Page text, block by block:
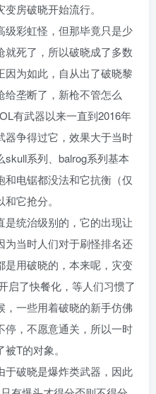
房破晓开始流行。
级彩虹怪，但那毕竟只是少
死了，所以破晓成了多数
为如此，自从出了破晓黎
给垄断了，新枪不管怎么
有武器以来一直到2016年
器争得过它，效果大于当时
系列、balrog系列基本
电锯都没法和它抗衡（仅
它抢分。
统治级别的，它的出现让
当时人们对于刷怪排名还
是用破晓的，本来呢，灾变
启了快餐化，等人们习惯了
，一些用着破晓的新手仿佛
停，不愿意通关，所以一时
T的对象。
于破晓是爆炸类武器，因此